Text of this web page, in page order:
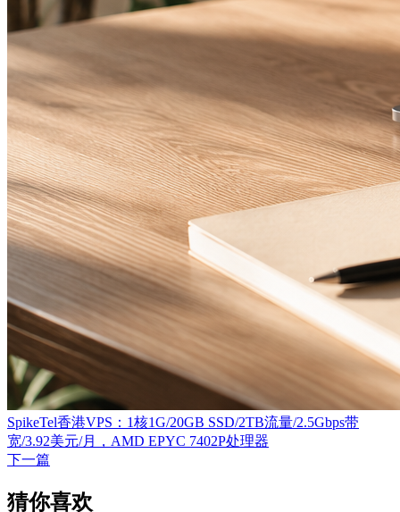
SpikeTel香港VPS：1核1G/20GB SSD/2TB流量/2.5Gbps带
宽/3.92美元/月，AMD EPYC 7402P处理器
下一篇
猜你喜欢